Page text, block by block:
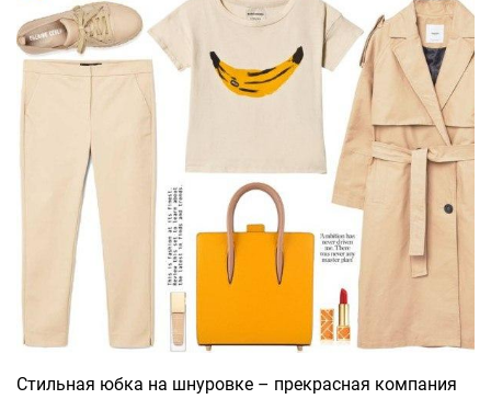
Стильная юбка на шнуровке – прекрасная компания